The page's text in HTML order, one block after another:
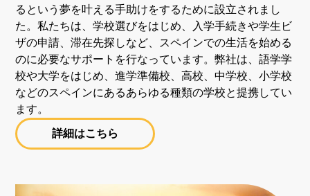
るという夢を叶える手助けをするために設立されまし
た。私たちは、学校選びをはじめ、入学手続きや学生ビ
ザの申請、滞在先探しなど、スペインでの生活を始める
のに必要なサポートを行なっています。弊社は、語学学
校や大学をはじめ、進学準備校、高校、中学校、小学校
などのスペインにあるあらゆる種類の学校と提携してい
ます。
詳細はこちら